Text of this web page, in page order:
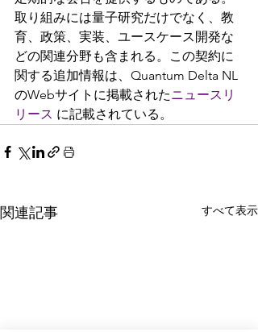
取り組みには量子研究だけでなく、教
育、政策、実装、ユースケース開発な
どの関連分野も含まれる。この契約に
関する追加情報は、Quantum Delta NL
のWebサイトに掲載されたニュースリ
リース に記載されている。
関連記事 すべて表示